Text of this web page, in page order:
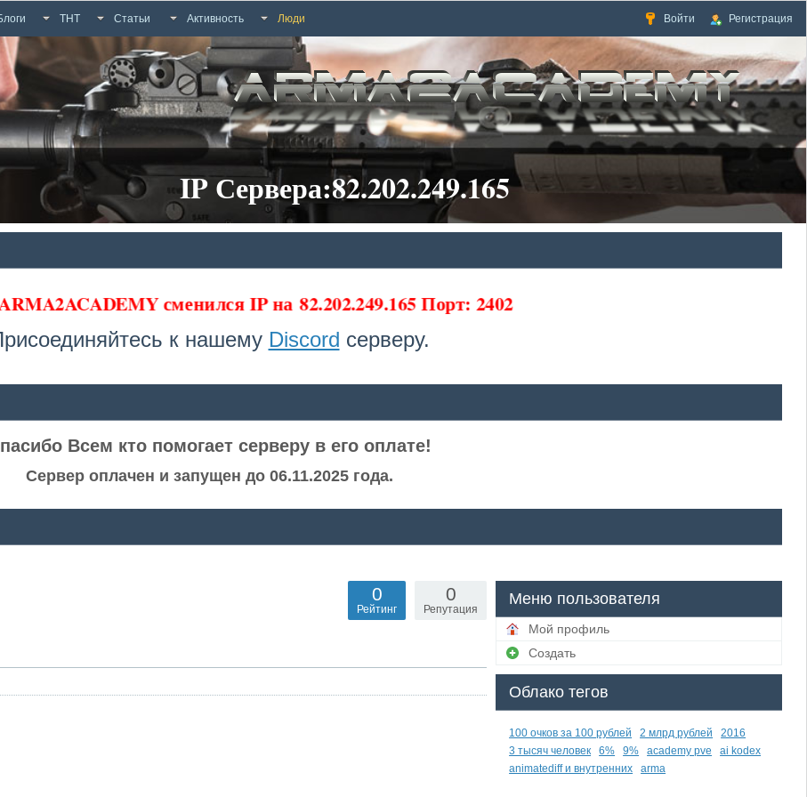
ТНТ Статьи Активность Люди Войти Регистрация
IP Сервера:82.202.249.165
ARMA2ACADEMY сменился IP на 82.202.249.165 Порт: 2402
к нашему Discord серверу.
Всем кто помогает серверу в его оплате!
Сервер оплачен и запущен до 06.11.2025 года.
0
Репутация
0
Рейтинг
Меню пользователя
Мой профиль
Создать
Облако тегов
100 очков за 100 рублей 2 млрд рублей
2016
3 тысяч человек
6% 9% academy pve
ai kodex
animatediff и внутренних
arma